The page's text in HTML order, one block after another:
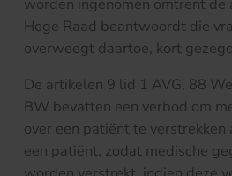
Hoge Raad beantwoordt die
overweegt daartoe, kort
De artikelen 9 lid 1 AVG, 88
BW bevatten een verbod om
over een patiënt te verstrekken
een patiënt, zodat medische